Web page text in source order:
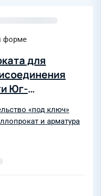
форме
для
Юг-
«под ключ»
и арматура